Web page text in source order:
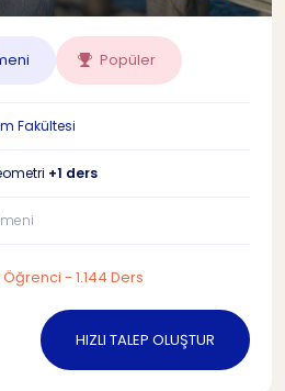
Popüler
Fakültesi
+1 ders
Öğrenci - 1.144 Ders
HIZLI TALEP OLUŞTUR